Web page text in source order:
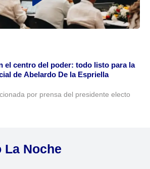
el centro del poder: todo listo para la
de Abelardo De la Espriella
por prensa del presidente electo
La Noche